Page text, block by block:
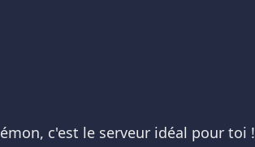
c'est le serveur idéal pour toi !